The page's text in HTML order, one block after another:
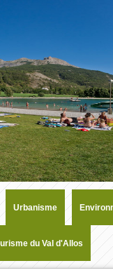
Urbanisme
du Val d'Allos